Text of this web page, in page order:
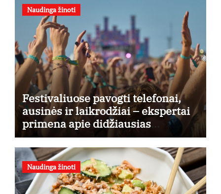
Naudinga žinoti
Festivaliuose pavogti telefonai,
ausinės ir laikrodžiai – ekspertai
primena apie didžiausias
finansines rizikas
Naudinga žinoti